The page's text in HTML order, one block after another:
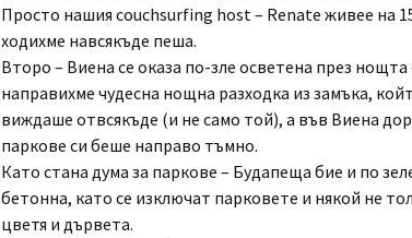
Просто нашия couchsurfing host – Renate живее на
ходихме навсякъде пеша.
Второ – Виена се оказа по-зле осветена през
направихме чудесна нощна разходка из замъка,
виждаше отвсякъде (и не само той), а във Виена
паркове си беше направо тъмно.
Като стана дума за паркове – Будапеща бие и по
бетонна, като се изключат парковете и някой не
цветя и дървета.